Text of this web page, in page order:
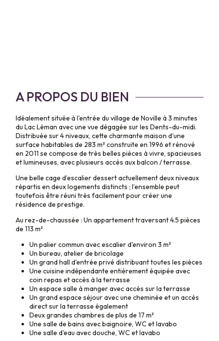
A PROPOS DU BIEN
Idéalement située à l'entrée du village de Noville à 3 minutes
du Lac Léman avec une vue dégagée sur les Dents-du-midi.
Distribuée sur 4 niveaux, cette charmante maison d'une
surface habitables de 283m²construite en 1996 et rénové
en 2011 se compose de très belles pièces à vivre, spacieuses
et lumineuses, avec plusieurs accès aux balcon / terrasse.
Une belle cage d’escalier dessert actuellement deux niveaux
répartis en deux logements distincts ; l’ensemble peut
toutefois être réuni très facilement pour créer une
résidence de prestige.
Au rez-de-chaussée : Un appartement traversant 4.5 pièces
de 113m²
Un palier commun avec escalier d'environ 3m²
Un bureau, atelier de bricolage
Un grand hall d'entrée privé distribuant toutes les pièces
Une cuisine indépendante entièrement équipée avec
coin repas et accès à la terrasse
Un espace salle à manger avec accès sur la terrasse
Un grand espace séjour avec une cheminée et un accès
direct sur la terrasse également
Deux grandes chambres de plus de 17m²
Une salle de bains avec baignoire, WC et lavabo
Une salle d'eau avec douche, WC et lavabo